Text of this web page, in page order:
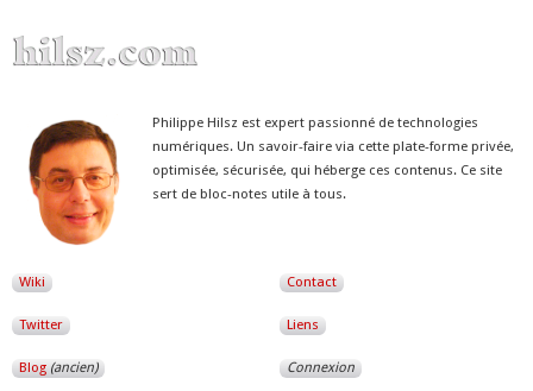
Philippe Hilsz est expert passionné de technologies
numériques. Un savoir-faire via cette plate-forme privée,
optimisée, sécurisée, qui héberge ces contenus. Ce site
sert de bloc-notes utile à tous.
Wiki
Twitter
Blog (ancien)
Contact
Liens
Connexion